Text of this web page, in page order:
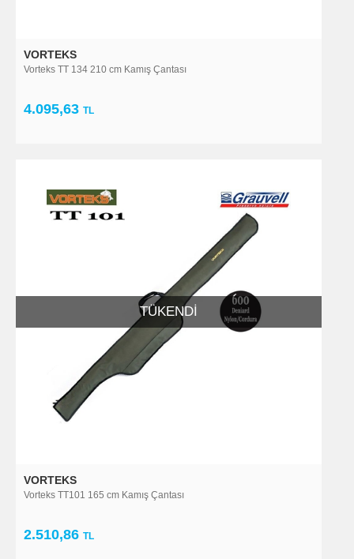
VORTEKS
Vorteks TT 134 210 cm Kamış Çantası
4.095,63 TL
TÜKENDI
VORTEKS
Vorteks TT101 165 cm Kamış Çantası
2.510,86 TL